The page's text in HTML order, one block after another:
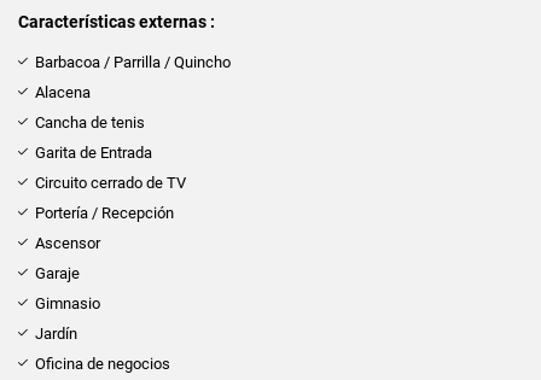
Características externas :
Barbacoa / Parrilla / Quincho
Alacena
Cancha de tenis
Garita de Entrada
Circuito cerrado de TV
Portería / Recepción
Ascensor
Garaje
Gimnasio
Jardín
Oficina de negocios